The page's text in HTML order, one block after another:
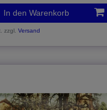
In den Warenkorb
zzgl.Versand